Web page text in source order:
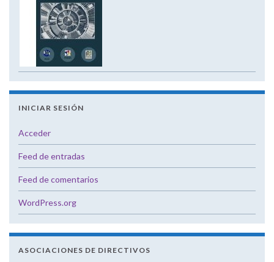
INICIAR SESIÓN
Acceder
Feed de entradas
Feed de comentarios
WordPress.org
ASOCIACIONES DE DIRECTIVOS